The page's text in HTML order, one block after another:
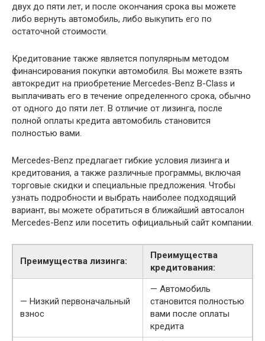
двух до пяти лет, и после окончания срока вы можете
либо вернуть автомобиль, либо выкупить его по
остаточной стоимости.
Кредитование также является популярным методом
финансирования покупки автомобиля. Вы можете взять
автокредит на приобретение Mercedes-Benz B-Class и
выплачивать его в течение определенного срока, обычно
от одного до пяти лет. В отличие от лизинга, после
полной оплаты кредита автомобиль становится
полностью вами.
Mercedes-Benz предлагает гибкие условия лизинга и
кредитования, а также различные программы, включая
торговые скидки и специальные предложения. Чтобы
узнать подробности и выбрать наиболее подходящий
вариант, вы можете обратиться в ближайший автосалон
Mercedes-Benz или посетить официальный сайт компании.
Преимущества лизинга:
Преимущества
кредитования:
— Низкий первоначальный
взнос
— Автомобиль
становится полностью
вами после оплаты
кредита